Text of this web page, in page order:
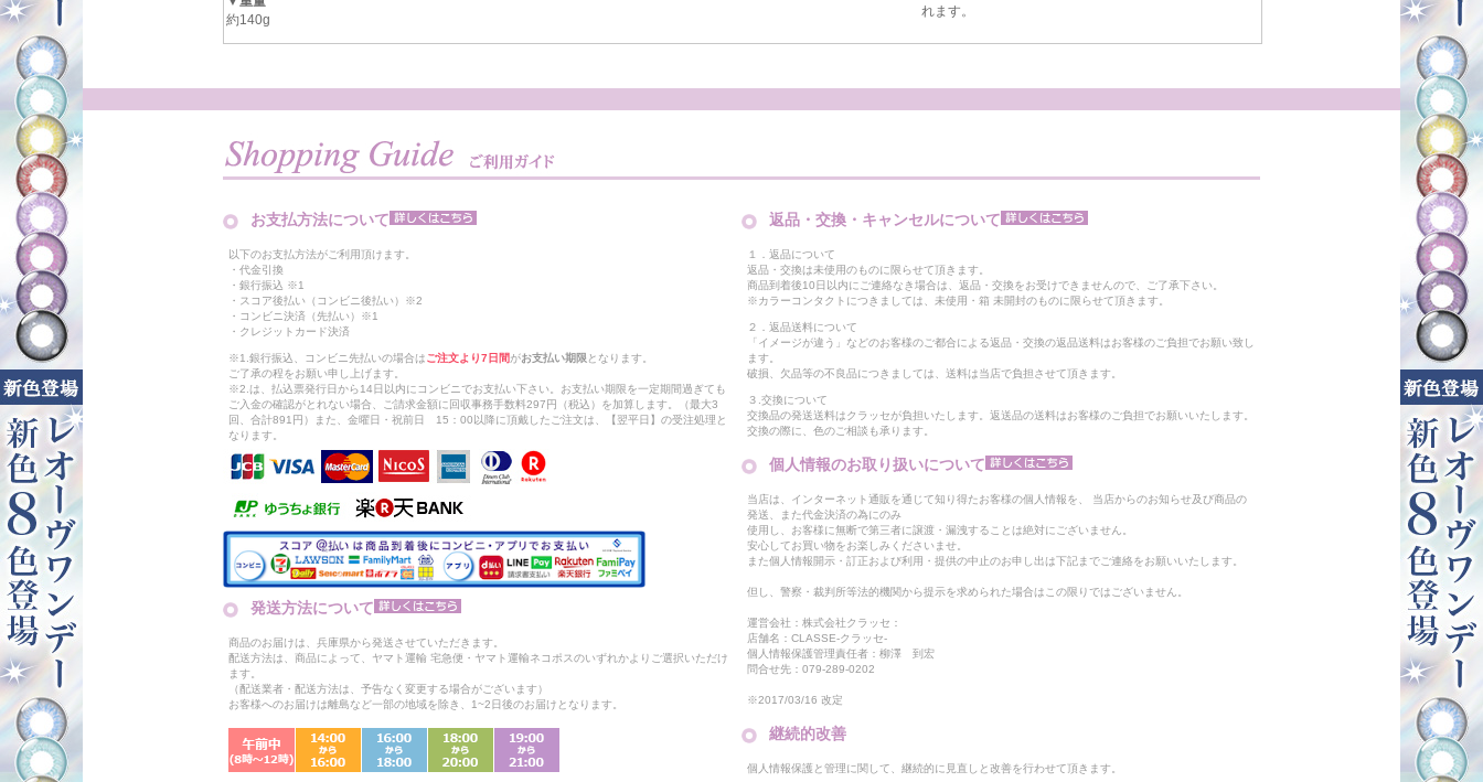
約140g
れます。
お支払方法について
以下のお支払方法がご利用頂けます。
・代金引換
・銀行振込 ※1
・スコア後払い（コンビニ後払い）※2
・コンビニ決済（先払い）※1
・クレジットカード決済
※1.銀行振込、コンビニ先払いの場合はご注文より7日間がお支払い期限 となります。
ご了承の程をお願い申し上げます。
※2.は、払込票発行日から14日以内にコンビニでお支払い下さい。お支払い期限を一定期間過ぎても
ご入金の確認がとれない場合、ご請求金額に回収事務手数料297円（税込）を加算します。（最大3
回、合計891円）また、金曜日・祝前日 15：00以降に頂戴したご注文は、【翌平日】の受注処理と
なります。
発送方法について
商品のお届けは、兵庫県から発送させていただきます。
配送方法は、商品によって、ヤマト運輸 宅急便・ヤマト運輸ネコポスのいずれかよりご選択いただけ
ます。
（配送業者・配送方法は、予告なく変更する場合がございます）
お客様へのお届けは離島など一部の地域を除き、1~2日後のお届けとなります。
返品・交換・キャンセルについて
１．返品について
返品・交換は未使用のものに限らせて頂きます。
商品到着後10日以内にご連絡なき場合は、返品・交換をお受けできませんので、ご了承下さい。
※カラーコンタクトにつきましては、未使用・箱 未開封のものに限らせて頂きます。
２．返品送料について
「イメージが違う」などのお客様のご都合による返品・交換の返品送料はお客様のご負担でお願い致し
ます。
破損、欠品等の不良品につきましては、送料は当店で負担させて頂きます。
３.交換について
交換品の発送送料はクラッセが負担いたします。返送品の送料はお客様のご負担でお願いいたします。
交換の際に、色のご相談も承ります。
個人情報のお取り扱いについて
当店は、インターネット通販を通じて知り得たお客様の個人情報を、 当店からのお知らせ及び商品の
発送、また代金決済の為にのみ
使用し、お客様に無断で第三者に譲渡・漏洩することは絶対にございません。
安心してお買い物をお楽しみくださいませ。
また個人情報開示・訂正および利用・提供の中止のお申し出は下記までご連絡をお願いいたします。
但し、警察・裁判所等法的機関から提示を求められた場合はこの限りではございません。
運営会社：株式会社クラッセ：
店舗名：CLASSE-クラッセ-
個人情報保護管理責任者：柳澤 到宏
問合せ先：079-289-0202
※2017/03/16 改定
継続的改善
個人情報保護と管理に関して、継続的に見直しと改善を行わせて頂きます。